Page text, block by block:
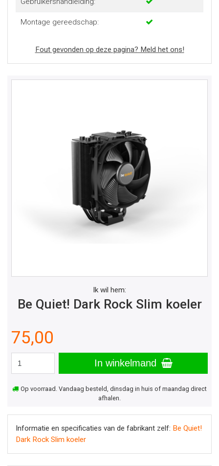
Montage gereedschap:
Fout gevonden op deze pagina? Meld het ons!
Ik wil hem:
Be Quiet! Dark Rock Slim koeler
75,00
In winkelmand
Op voorraad. Vandaag besteld, dinsdag in huis of maandag direct
afhalen.
Informatie en specificaties van de fabrikant zelf: Be Quiet!
Dark Rock Slim koeler